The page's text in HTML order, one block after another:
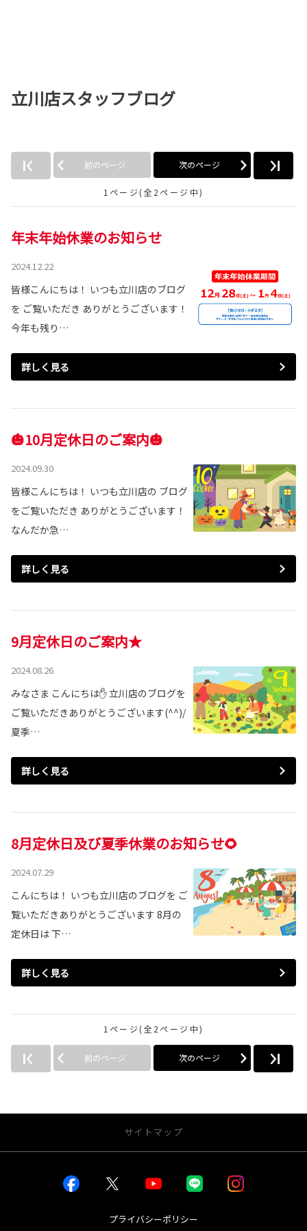
立川店スタッフブログ
前のページ 次のページ
1ページ(全2ページ中)
年末年始休業のお知らせ
2024.12.22
皆様こんにちは！ いつも立川店のブログ
を ご覧いただき ありがとうございます！
今年も残り…
詳しく見る
🎃10月定休日のご案内🎃
2024.09.30
皆様こんにちは！ いつも立川店の ブログ
をご覧いただき ありがとうございます！
なんだか急…
詳しく見る
9月定休日のご案内★
2024.08.26
みなさま こんにちは✋ 立川店のブログを
ご覧いただきありがとうございます(^^)/
夏季…
詳しく見る
8月定休日及び夏季休業のお知らせ🌻
2024.07.29
こんにちは！ いつも立川店のブログを ご
覧いただきありがとうございます 8月の
定休日は 下…
詳しく見る
1ページ(全2ページ中)
前のページ 次のページ
サイトマップ
プライバシーポリシー